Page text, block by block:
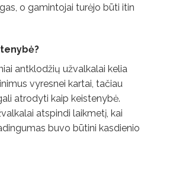
o gamintojai turėjo būti itin
antklodžių užvalkalai kelia
vyresnei kartai, tačiau
atrodyti kaip keistenybė.
atspindi laikmetį, kai
buvo būtini kasdienio